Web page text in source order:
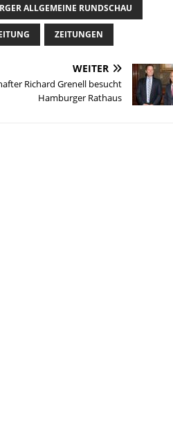
ALLGEMEINE RUNDSCHAU
ZEITUNGEN
WEITER
Richard Grenell besucht
Hamburger Rathaus